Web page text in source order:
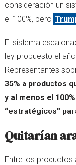
consideración un
el 100%, pero
El sistema
ley propuesto el
Representantes
35% a productos
y al menos el
“estratégicos”
Quitarían
Entre los productos